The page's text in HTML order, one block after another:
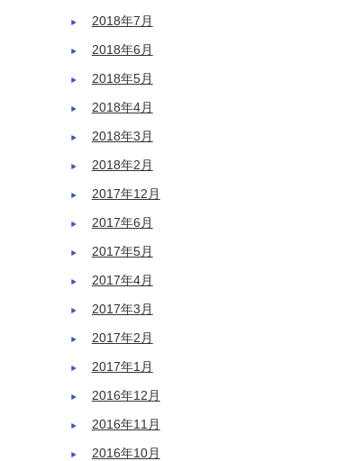
2018年7月
2018年6月
2018年5月
2018年4月
2018年3月
2018年2月
2017年12月
2017年6月
2017年5月
2017年4月
2017年3月
2017年2月
2017年1月
2016年12月
2016年11月
2016年10月